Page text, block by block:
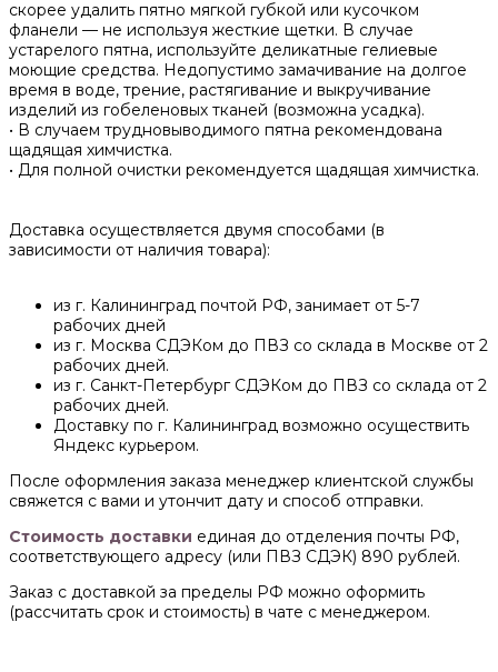
скорее удалить пятно мягкой губкой или кусочком
фланели — не используя жесткие щетки. В случае
устарелого пятна, используйте деликатные гелиевые
моющие средства. Недопустимо замачивание на долгое
время в воде, трение, растягивание и выкручивание
изделий из гобеленовых тканей (возможна усадка).
• В случаем трудновыводимого пятна рекомендована
щадящая химчистка.
• Для полной очистки рекомендуется щадящая химчистка.
Доставка осуществляется двумя способами (в
зависимости от наличия товара):
из г. Калининград почтой РФ, занимает от 5-7
рабочих дней
из г. Москва СДЭКом до ПВЗ со склада в Москве от 2
рабочих дней.
из г. Санкт-Петербург СДЭКом до ПВЗ со склада от 2
рабочих дней.
Доставку по г. Калининград возможно осуществить
Яндекс курьером.
После оформления заказа менеджер клиентской службы
свяжется с вами и утончит дату и способ отправки.
Стоимость доставки единая до отделения почты РФ,
соответствующего адресу (или ПВЗ СДЭК) 890 рублей.
Заказ с доставкой за пределы РФ можно оформить
(рассчитать срок и стоимость) в чате с менеджером.